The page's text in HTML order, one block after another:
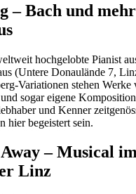
– Bach und
hochgelobte Pianist
(Untere Donaulände 7,
Variationen stehen Werke
sogar eigene
und Kenner
hier begeistert sein.
– Musical
Linz